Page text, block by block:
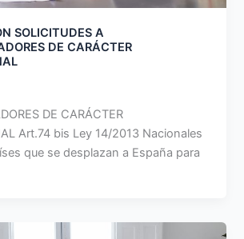
SOLICITUDES A
DE CARÁCTER
DE CARÁCTER
Art.74 bis Ley 14/2013 Nacionales
que se desplazan a España para